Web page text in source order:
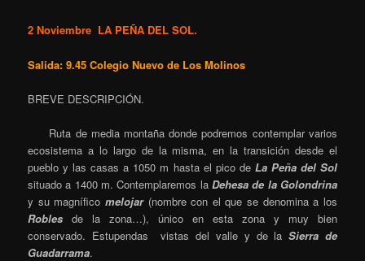
2 Noviembre LA PEÑA DEL SOL.
Salida: 9.45 Colegio Nuevo de Los Molinos
BREVE DESCRIPCIÓN.
Ruta de media montaña donde podremos contemplar varios
ecosistema a lo largo de la misma, en la transición desde el
pueblo y las casas a 1050 m hasta el pico de La Peña del Sol
situado a 1400 m. Contemplaremos la Dehesa de la Golondrina
y su magnífico melojar(nombre con el que se denomina a los
Robles de la zona…), único en esta zona y muy bien
conservado. Estupendas vistas del valle y de laSierra de
Guadarrama.